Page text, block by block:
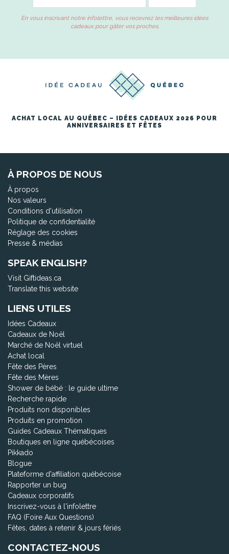
En vous inscrivant notre infolettre, vous recevrez les meilleures idées
cadeaux pour gâter vos proches.
ACHAT LOCAL AU QUÉBEC – IDÉES CADEAUX 2026 POUR
ANNIVERSAIRES ET FÊTES
À PROPOS DE NOUS
À propos
Nos valeurs
Conditions d'utilisation
Politique de confidentialité
Réglage des cookies
Presse & médias
SPEAK ENGLISH?
Visit Giftideas.ca
Translate this website
LIENS UTILES
Idées Cadeaux
Cadeaux de Noël
Marché de Noël virtuel
Achat local
Fête des Pères
Fête des Mères
Shower de bébé : le guide ultime
Recherche rapide
Produits non disponibles
Produits en promotion
Guides Cadeaux Thématiques
Boutiques en ligne québécoises
Pikkado
Blogue
Plateforme d'affiliation québécoise
Rapporter un bug
Cadeaux corporatifs
Inscrivez-vous à l'infolettre
FAQ (Foire Aux Questions)
Fêtes, dates à retenir & jours fériés
CONTACTEZ-NOUS